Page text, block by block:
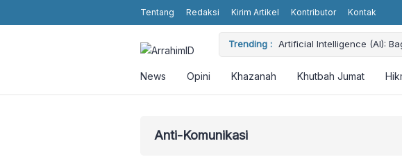
Tentang Redaksi Kirim Artikel Kontributor Kontak
Trending : Artificial Intelligence (AI):
News Opini Khazanah Khutbah Jumat
Anti-Komunikasi